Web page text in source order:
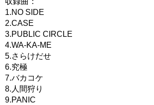
1.NO SIDE
2.CASE
3.PUBLIC CIRCLE
4.WA-KA-ME
5.さらけだせ
6.究極
7.バカコケ
8.人間狩り
9.PANIC